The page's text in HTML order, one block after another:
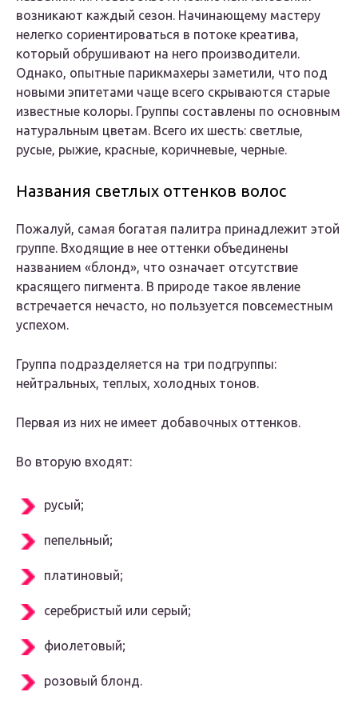
возникают каждый сезон. Начинающему мастеру
нелегко сориентироваться в потоке креатива,
который обрушивают на него производители.
Однако, опытные парикмахеры заметили, что под
новыми эпитетами чаще всего скрываются старые
известные колоры. Группы составлены по основным
натуральным цветам. Всего их шесть: светлые,
русые, рыжие, красные, коричневые, черные.
Названия светлых оттенков волос
Пожалуй, самая богатая палитра принадлежит этой
группе. Входящие в нее оттенки объединены
названием «блонд», что означает отсутствие
красящего пигмента. В природе такое явление
встречается нечасто, но пользуется повсеместным
успехом.
Группа подразделяется на три подгруппы:
нейтральных, теплых, холодных тонов.
Первая из них не имеет добавочных оттенков.
Во вторую входят:
русый;
пепельный;
платиновый;
серебристый или серый;
фиолетовый;
розовый блонд.